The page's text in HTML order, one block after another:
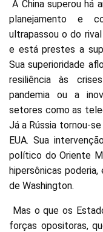
A China superou há
planejamento e
ultrapassou o do
e está prestes a
Sua superioridade
resiliência às
pandemia ou a
setores como as
Já a Rússia tornou-
EUA. Sua
político do Oriente
hipersônicas
de Washington.
Mas o que os
forças opositoras,